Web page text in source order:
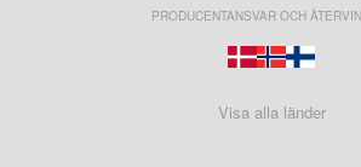
PRODUCENTANSVAR OCH
Visa alla länder